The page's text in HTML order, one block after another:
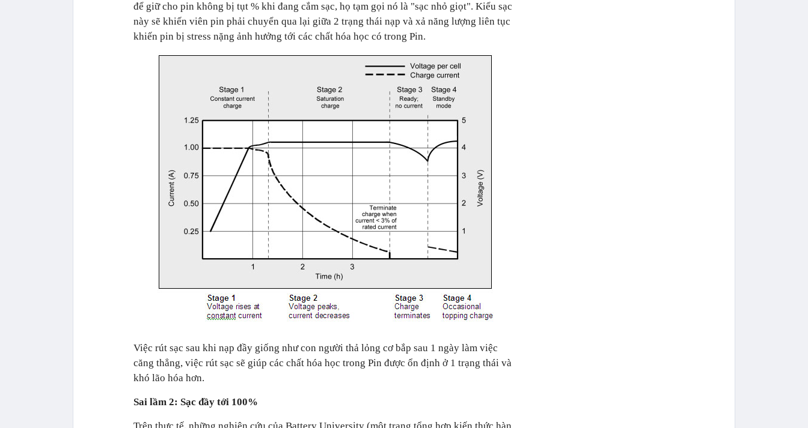
để giữ cho pin không bị tụt % khi đang cắm sạc, họ tạm gọi nó là "sạc nhỏ giọt". Kiểu sạc
này sẽ khiến viên pin phải chuyển qua lại giữa 2 trạng thái nạp và xả năng lượng liên tục
khiến pin bị stress nặng ảnh hưởng tới các chất hóa học có trong Pin.
Việc rút sạc sau khi nạp đầy giống như con người thả lỏng cơ bắp sau 1 ngày làm việc
căng thẳng, việc rút sạc sẽ giúp các chất hóa học trong Pin được ổn định ở 1 trạng thái và
khó lão hóa hơn.
Sai lầm 2: Sạc đầy tới 100%